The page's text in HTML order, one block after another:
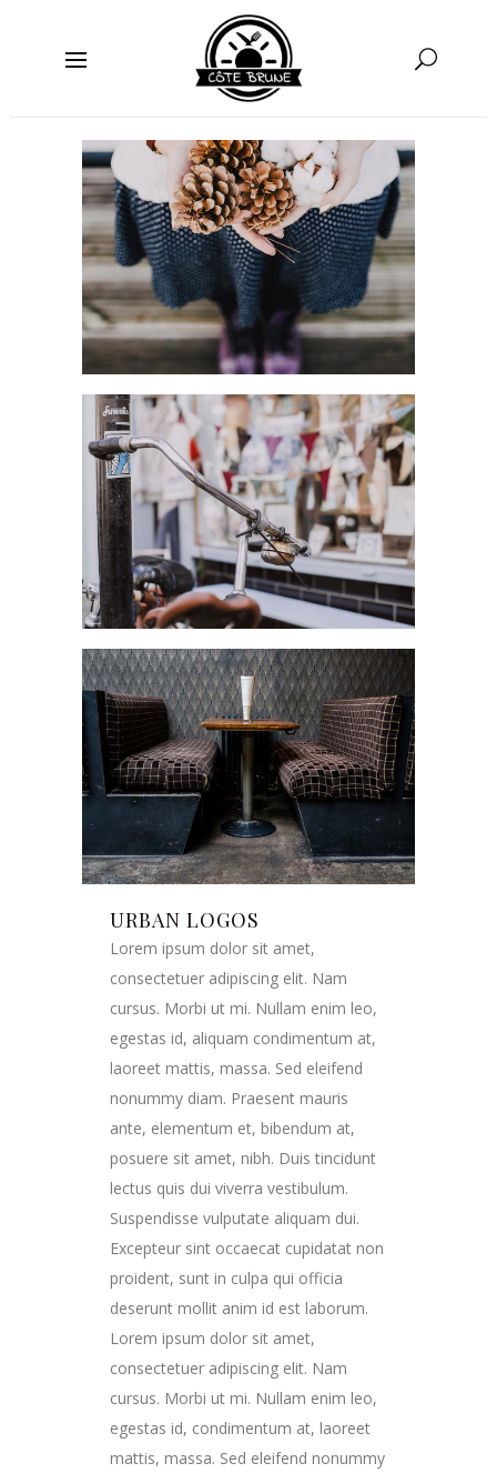
URBAN LOGOS
Lorem ipsum dolor sit amet,
consectetuer adipiscing elit. Nam
cursus. Morbi ut mi. Nullam enim leo,
egestas id, aliquam condimentum at,
laoreet mattis, massa. Sed eleifend
nonummy diam. Praesent mauris
ante, elementum et, bibendum at,
posuere sit amet, nibh. Duis tincidunt
lectus quis dui viverra vestibulum.
Suspendisse vulputate aliquam dui.
Excepteur sint occaecat cupidatat non
proident, sunt in culpa qui officia
deserunt mollit anim id est laborum.
Lorem ipsum dolor sit amet,
consectetuer adipiscing elit. Nam
cursus. Morbi ut mi. Nullam enim leo,
egestas id, condimentum at, laoreet
mattis, massa. Sed eleifend nonummy